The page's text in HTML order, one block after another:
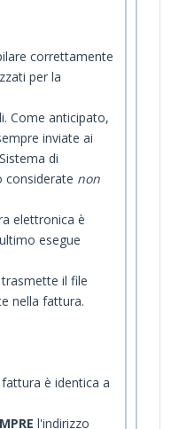
correttamente
per la
Come anticipato,
inviate ai
di
considerate non
elettronica è
esegue
il file
nella fattura.
è identica a
l'indirizzo